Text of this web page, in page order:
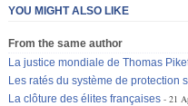
YOU MIGHT ALSO LIKE
From the same author
La justice mondiale de Thomas
Les ratés du système de protection
La clôture des élites françaises
21